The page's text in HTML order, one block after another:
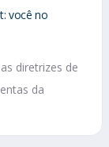
você no
diretrizes de
da